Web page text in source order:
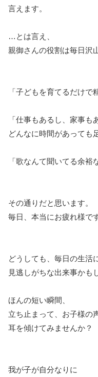
言えます。
…とは言え、
親御さんの役割は毎日沢
「子どもを育てるだけで
「仕事もあるし、家事も
どんなに時間があっても
「歌なんて聞いてる余裕
その通りだと思います。
毎日、本当にお疲れ様で
どうしても、毎日の生活
見逃しがちな出来事かも
ほんの短い瞬間、
立ち止まって、お子様の
耳を傾けてみませんか？
我が子が自分なりに